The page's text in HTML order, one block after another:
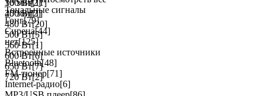
360 Вт[11]
450 Вт[1]
480 Вт[20]
500 Вт[5]
560 Вт[1]
600 Вт[6]
650 Вт[7]
720 Вт[2]
10 зон[2]
20 зон[2]
Тональные сигналы
Гонг[79]
Сирена[44]
нет[125]
Встроенные источники
Bluetooth[48]
FM-тюнер[71]
Internet-радио[6]